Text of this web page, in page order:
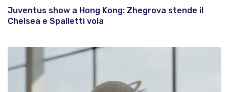
Juventus show a Hong Kong: Zhegrova stende il
Chelsea e Spalletti vola